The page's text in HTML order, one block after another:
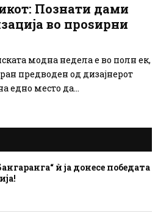
Познати дами
во проѕирни
модна недела е во полн ек,
предводен од дизајнерот
едно место да...
ѝ ја донесе победата